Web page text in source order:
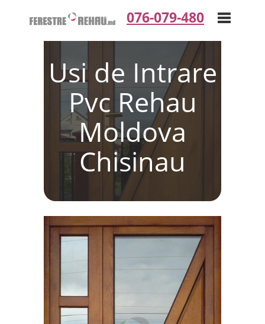
076-079-480
Usi de Intrare
Pvc Rehau
Moldova
Chisinau